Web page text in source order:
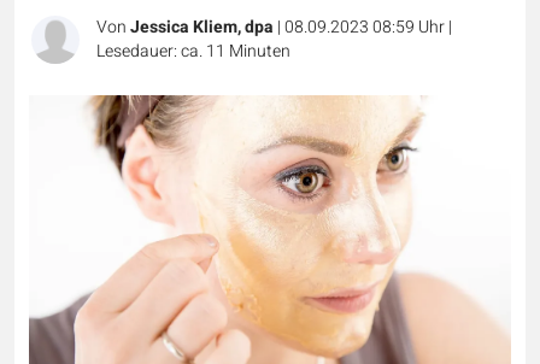
VonJessica Kliem, dpa |08.09.2023 08:59 Uhr|
Lesedauer: ca. 11 Minuten